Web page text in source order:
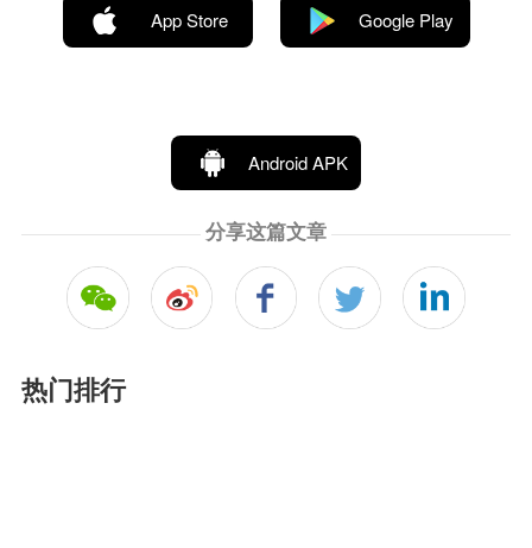
App Store Google Play
Android APK
分享这篇文章
热门排行